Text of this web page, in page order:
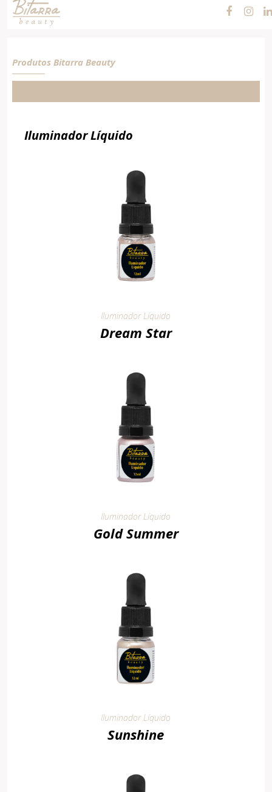
Cosméticos e
Maquiagens
Produtos Bitarra Beauty
Iluminador Líquido
Iluminador Líquido
Dream Star
Iluminador Líquido
Gold Summer
Iluminador Líquido
Sunshine